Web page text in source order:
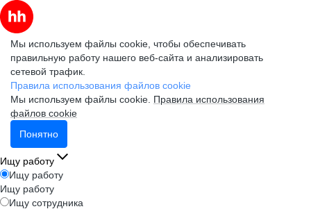
Мы используем файлы cookie, чтобы обеспечивать
правильную работу нашего веб-сайта и анализировать
сетевой трафик.
Правила использования файлов cookie
Мы используем файлы cookie. Правила использования
файлов cookie
Понятно
Ищу работу
Ищу работу
Ищу работу
Ищу сотрудника